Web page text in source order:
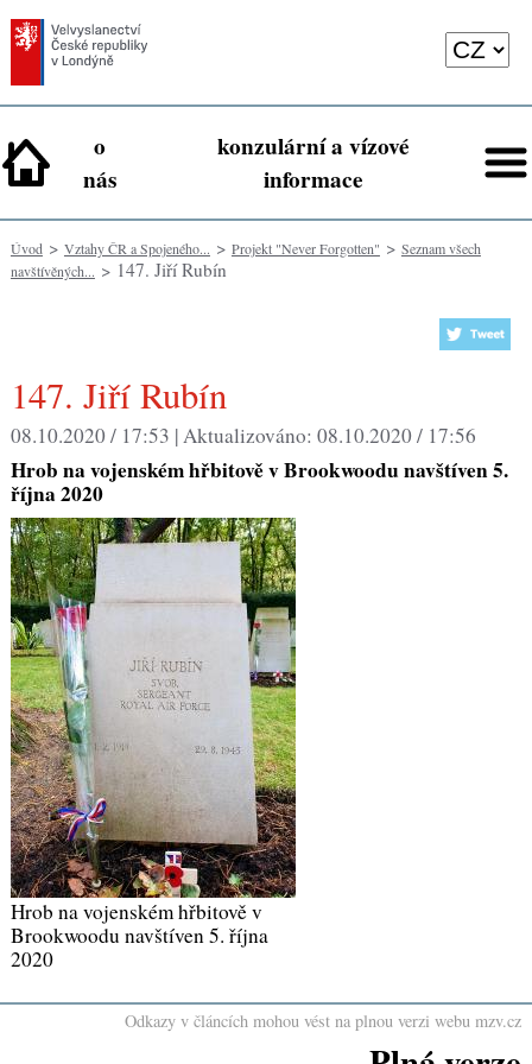
o
nás
konzulární a vízové
informace
Úvod> Vztahy ČR a Spojeného... > Projekt "Never Forgotten" > Seznam všech
navštívěných... > 147. Jiří Rubín
147. Jiří Rubín
08.10.2020 / 17:53 |Aktualizováno: 08.10.2020 / 17:56
Hrob na vojenském hřbitově v Brookwoodu navštíven 5.
října 2020
Hrob na vojenském hřbitově v
Brookwoodu navštíven 5. října
2020
Odkazy v článcích mohou vést na plnou verzi webu mzv.cz